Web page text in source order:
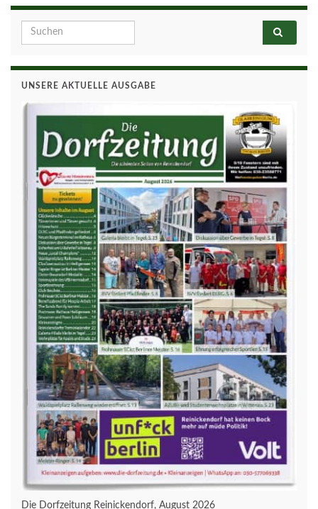
Search for:
UNSERE AKTUELLE AUSGABE
Die Dorfzeitung Reinickendorf, August 2026